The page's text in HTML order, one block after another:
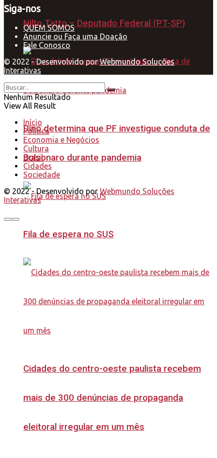
Nilto Tatto – Deputado Federal (PT-SP)
Dino determina que PF investigue conduta de
Bolsonaro durante pandemia
Fila de espera no SUS
Cidades do centro-oeste paulista recebem
mais de 300 denúncias de propaganda
eleitoral irregular em um mês
Siga-nos
QUEM SOMOS
Anuncie ou Faça uma Doação
Fale Conosco
© 2022 - Desenvolvido porWebmundo Soluções
Interativas
Nenhum Resultado
View All Result
Início
Política
Economia e Negócios
Cultura
Brasil
Cidades
Sociedade
© 2022 - Desenvolvido por Webmundo Soluções
Interativas